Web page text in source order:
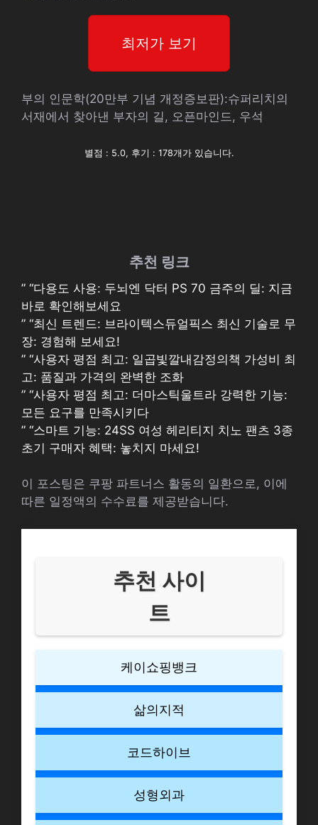
최저가 보기
부의 인문학(20만부 기념 개정증보판):슈퍼리치의
서재에서 찾아낸 부자의 길, 오픈마인드, 우석
별점 : 5.0, 후기 : 178개가 있습니다.
추천 링크
” “다용도 사용: 두뇌엔 닥터 PS 70 금주의 딜: 지금
바로 확인해보세요
” “최신 트렌드: 브라이텍스듀얼픽스 최신 기술로 무
장: 경험해 보세요!
” “사용자 평점 최고: 일곱빛깔내감정의책 가성비 최
고: 품질과 가격의 완벽한 조화
” “사용자 평점 최고: 더마스틱울트라 강력한 기능:
모든 요구를 만족시키다
” “스마트 기능: 24SS 여성 헤리티지 치노 팬츠 3종
초기 구매자 혜택: 놓치지 마세요!
이 포스팅은 쿠팡 파트너스 활동의 일환으로, 이에
따른 일정액의 수수료를 제공받습니다.
추천 사이
트
케이쇼핑뱅크
삶의지적
코드하이브
성형외과